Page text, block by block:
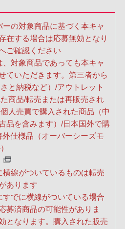
の対象商品に基づく本キャ
在する場合は応募無効となり
ご確認ください
対象商品であっても本キャ
ていただきます。第三者から
と納税など）/アウトレット
商品/転売または再販売され
人売買で購入された商品（中
品を含みます）/日本国外で購
外仕様品（オーバーシーズモ
線がついているものは転売
あります
でに横線がついている場合
募済商品の可能性がありま
となります。購入された販売